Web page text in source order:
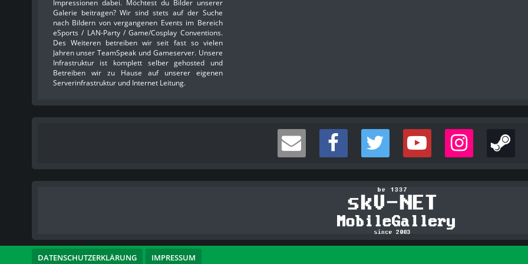
Impressionen dabei. Möchtest du Bilder unserer
Galerie beitragen? Wir sind stets auf der Suche
nach Bildern von vergangenen Events im Bereich
eSports / LAN-Party / Game/Cosplay Conventions.
Des Weiteren betreiben wir seit fast so vielen
Jahren unser TeamSpeak und Gameserver. Unsere
Infrastruktur ist komplett selber gehosted und
Betreiben wir zu Hause auf unserer eigenen
Serverinfrastruktur und Internet Leitung.
DATENSCHUTZERKLÄRUNG IMPRESSUM